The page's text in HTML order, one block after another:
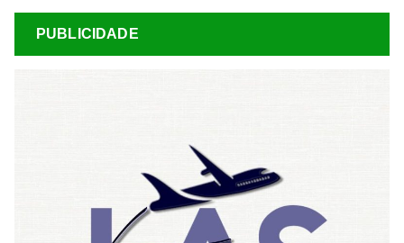
PUBLICIDADE